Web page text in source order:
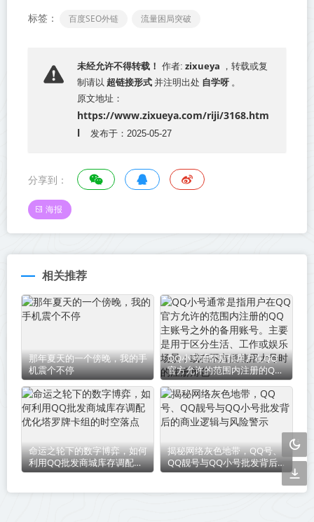
标签： 百度SEO外链 流量困局突破
未经允许不得转载！ 作者: zixueya
，转载或复
制请以 超链接形式 并注明出处 自学呀 。
原文地址：
https://www.zixueya.com/riji/3168.htm
l
发布于：2025-05-27
分享到：
海报
相关推荐
那年夏天的一个傍晚，我的手
机震个不停
QQ小号通常是指用户在QQ
官方允许的范围内注册的QQ
主账号之外的备用账号。主要
是用于区分生活、工作或娱乐
场景；或在不方便使用大号时
的注册角色
命运之轮下的数字博弈，如何
利用QQ批发商城库存调配优
化塔罗牌卡组的时空落点
揭秘网络灰色地带，QQ号、
QQ靓号与QQ小号批发背后
的商业逻辑与风险警示